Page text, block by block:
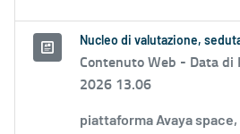
Nucleo di valutazione,
Contenuto Web - Data di
2026 13.06
piattaforma Avaya